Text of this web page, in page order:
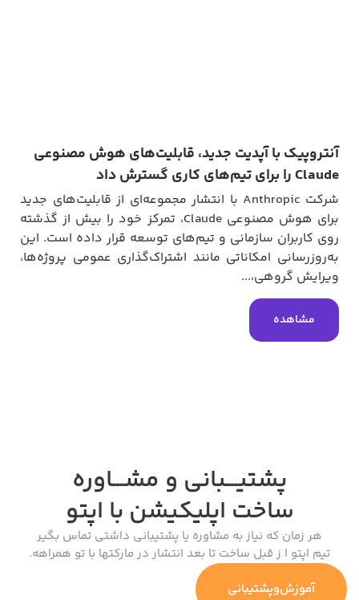
آنتروپیک با آپدیت جدید، قابلیت‌های هوش مصنوعی
Claude را برای تیم‌های کاری گسترش داد
شرکت Anthropic با انتشار مجموعه‌ای از قابلیت‌های جدید
برای هوش مصنوعی Claude، تمرکز خود را بیش از گذشته
روی کاربران سازمانی و تیم‌های توسعه قرار داده است. این
به‌روزرسانی امکاناتی مانند اشتراک‌گذاری عمومی پروژه‌ها،
ویرایش گروهی،...
مشاهده
پشتیـــبانی و مشـــاوره
ساخت اپلیکیشنبا اپتو
هر زمان که نیاز به مشاوره یا پشتیبانی داشتی تماس بگیر
تیم اپتو ا ز قبل ساخت تا بعد انتشار در مارکتها با تو همراهه.
آموزش‌وپشتیبانی